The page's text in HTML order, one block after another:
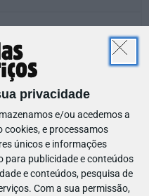
privacidade
e/ou acedemos a
e processamos
únicos e informações
para publicidade e conteúdos
e conteúdos, pesquisa de
Com a sua permissão,